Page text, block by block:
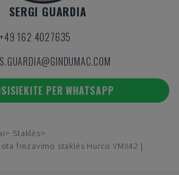
SERGI GUARDIA
+49 162 4027635
S.GUARDIA@GINDUMAC.COM
PER WHATSAPP
Staklės
frezavimo staklės Hurco VMX42 |